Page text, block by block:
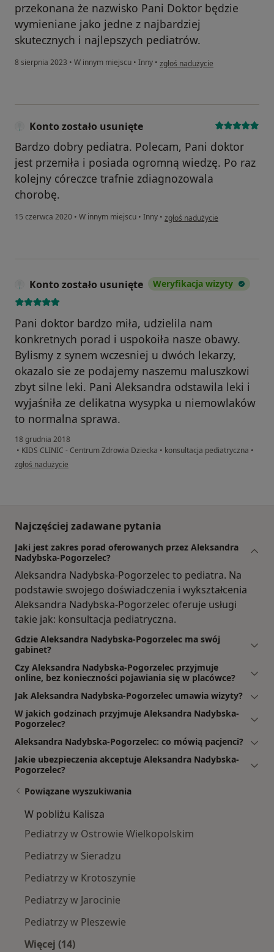
przekonana że nazwisko Pani Doktor będzie
wymieniane jako jedne z najbardziej
skutecznych i najlepszych pediatrów.
8 sierpnia 2023 • W innym miejscu • Inny • w opinii użytkownika Karolina P
zgłoś nadużycie
Konto zostało usunięte
Bardzo dobry pediatra. Polecam, Pani doktor
jest przemiła i posiada ogromną wiedzę. Po raz
kolejny córeczce trafnie zdiagnozowala
chorobę.
15 czerwca 2020 • W innym miejscu • Inny • w opinii użytkownika Konto
zgłoś nadużycie
Konto zostało usunięte Weryfikacja wizyty
Pani doktor bardzo miła, udzielila nam
konkretnych porad i uspokoiła nasze obawy.
Bylismy z synem wczesniej u dwóch lekarzy,
okazalo sie ze podajemy naszemu maluszkowi
zbyt silne leki. Pani Aleksandra odstawila leki i
wyjaśniła ze delikatna wysypka u niemowlaków
to normalna sprawa.
18 grudnia 2018
• KIDS CLINIC - Centrum Zdrowia Dziecka • konsultacja pediatryczna •
w opinii użytkownika Konto zostało usunięte
zgłoś nadużycie
Najczęściej zadawane pytania
Jaki jest zakres porad oferowanych przez Aleksandra
Nadybska-Pogorzelec?
Aleksandra Nadybska-Pogorzelec to pediatra. Na
podstawie swojego doświadczenia i wykształcenia
Aleksandra Nadybska-Pogorzelec oferuje usługi
takie jak: konsultacja pediatryczna.
Gdzie Aleksandra Nadybska-Pogorzelec ma swój
gabinet?
Czy Aleksandra Nadybska-Pogorzelec przyjmuje
online, bez konieczności pojawiania się w placówce?
Jak Aleksandra Nadybska-Pogorzelec umawia wizyty?
W jakich godzinach przyjmuje Aleksandra Nadybska-
Pogorzelec?
Aleksandra Nadybska-Pogorzelec: co mówią pacjenci?
Jakie ubezpieczenia akceptuje Aleksandra Nadybska-
Pogorzelec?
Powiązane wyszukiwania
W pobliżu Kalisza
Pediatrzy w Ostrowie Wielkopolskim
Pediatrzy w Sieradzu
Pediatrzy w Krotoszynie
Pediatrzy w Jarocinie
Pediatrzy w Pleszewie
Więcej (14)